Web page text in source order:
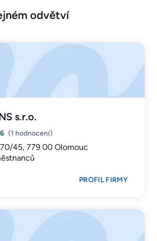
odvětví
s.r.o.
(1 hodnocení)
45, 779 00 Olomouc
PROFIL FIRMY